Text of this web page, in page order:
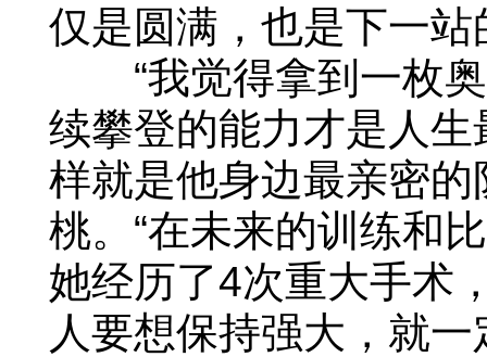
仅是圆满，也是下一站
“我觉得拿到一枚奥
续攀登的能力才是人
样就是他身边最亲密
桃。“在未来的训练和
她经历了4次重大手术
人要想保持强大，就